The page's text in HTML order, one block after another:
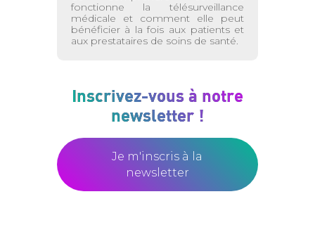
fonctionne la télésurveillance
médicale et comment elle peut
bénéficier à la fois aux patients et
aux prestataires de soins de santé.
Inscrivez-vous à notre
newsletter !
Je m'inscris à la
newsletter